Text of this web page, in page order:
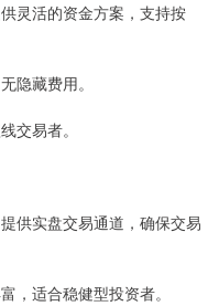
灵活的资金方案，支持按
隐藏费用。
交易者。
供实盘交易通道，确保交易
，适合稳健型投资者。